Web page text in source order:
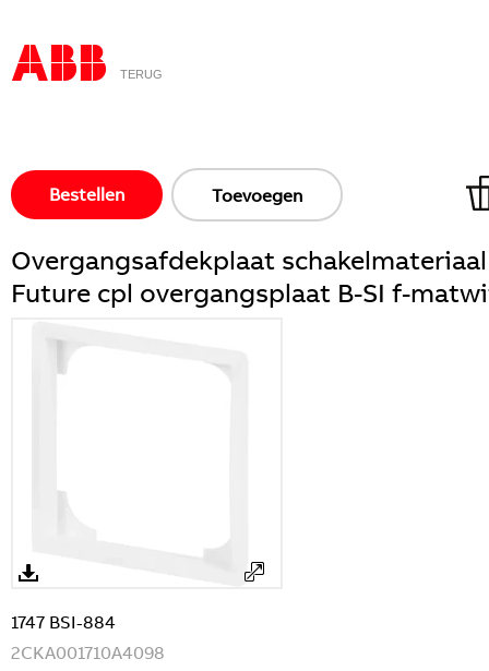
TERUG
Bestellen Toevoegen
Overgangsafdekplaat schakelmateriaal
Future cpl overgangsplaat B-SI f-
1747 BSI-884
2CKA001710A4098